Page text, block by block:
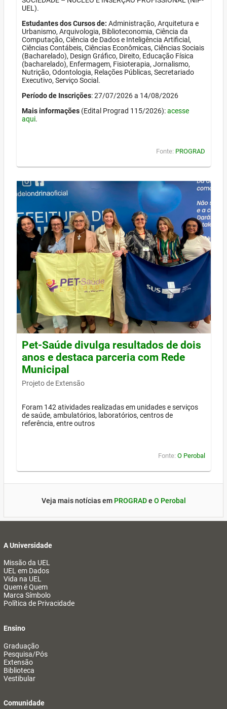
UEL).
Estudantes dos Cursos de: Administração, Arquitetura e
Urbanismo, Arquivologia, Biblioteconomia, Ciência da
Computação, Ciência de Dados e Inteligência Artificial,
Ciências Contábeis, Ciências Econômicas, Ciências Sociais
(Bacharelado), Design Gráfico, Direito, Educação Física
(bacharelado), Enfermagem, Fisioterapia, Jornalismo,
Nutrição, Odontologia, Relações Públicas, Secretariado
Executivo, Serviço Social.
Período de Inscrições: 27/07/2026 a 14/08/2026
Mais informações (Edital Prograd 115/2026):acesse
aqui.
Fonte: PROGRAD
Pet-Saúde divulga resultados de dois
anos e destaca parceria com Rede
Municipal
Projeto de Extensão
Foram 142 atividades realizadas em unidades e serviços
de saúde, ambulatórios, laboratórios, centros de
referência, entre outros
Fonte: O Perobal
Veja mais notícias em PROGRADe O Perobal
A Universidade
Missão da UEL
UEL em Dados
Vida na UEL
Quem é Quem
Marca Símbolo
Política de Privacidade
Ensino
Graduação
Pesquisa/Pós
Extensão
Biblioteca
Vestibular
Comunidade